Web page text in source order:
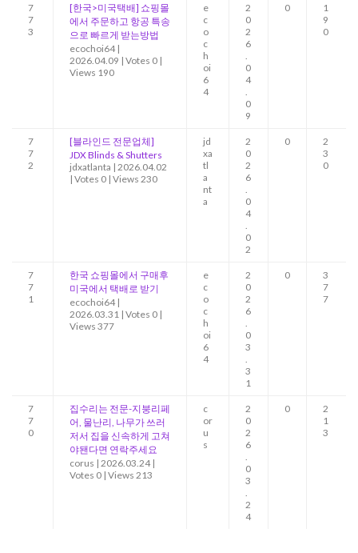
7
7
3
[한국>미국택배] 쇼핑몰
에서 주문하고 항공 특송
으로 빠르게 받는방법
ecochoi64 |
2026.04.09 | Votes 0 |
Views 190
e
c
o
c
h
oi
6
4
2
0
2
6
0
4
0
9
0
1
9
0
7
7
2
[블라인드 전문업체]
JDX Blinds & Shutters
jdxatlanta | 2026.04.02
| Votes 0 | Views 230
jd
xa
tl
a
nt
a
2
0
2
6
0
4
0
2
0
2
3
0
7
7
1
한국 쇼핑몰에서 구매후
미국에서 택배로 받기
ecochoi64 |
2026.03.31 | Votes 0 |
Views 377
e
c
o
c
h
oi
6
4
2
0
2
6
0
3
3
1
0
3
7
7
7
7
0
집수리는 전문-지붕리페
어, 물난리, 나무가 쓰러
저서 집을 신속하게 고쳐
야됀다면 연락주세요
corus | 2026.03.24 |
Votes 0 | Views 213
c
or
u
s
2
0
2
6
0
3
2
4
0
2
1
3